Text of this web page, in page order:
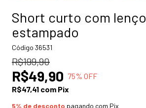
Short curto com lenço
estampado
Código 36531
R$199,90
R$49,90 75% OFF
R$47,41 com Pix
5% de desconto pagando com Pix